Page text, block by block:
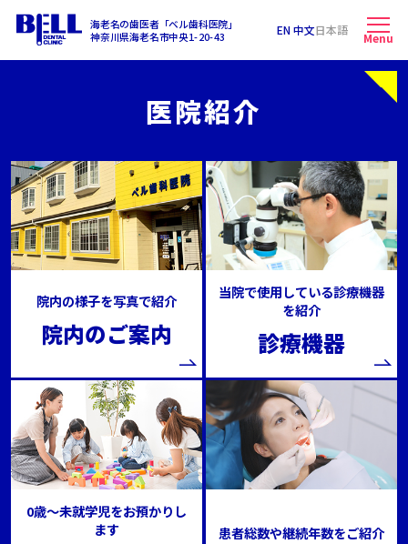
海老名の歯医者「ベル歯科医院」
神奈川県海老名市中央1-20-43
EN 中文日本語 Menu
医院紹介
院内の様子を写真で紹介
院内のご案内
当院で使用している診療機器
を紹介
診療機器
0歳～未就学児をお預かりし
ます
患者総数や継続年数をご紹介